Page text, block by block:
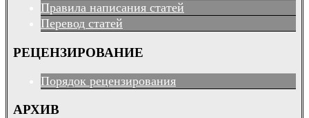
Правила написания статей
Перевод статей
РЕЦЕНЗИРОВАНИЕ
Порядок рецензирования
АРХИВ